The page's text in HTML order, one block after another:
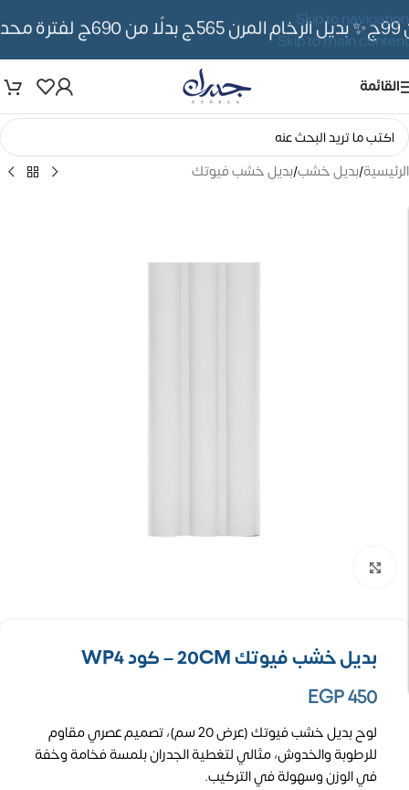
Skip to navigation
Skip to main content
✨ بديل الرخام المرن 565ج بدلًا من 690ج لفترة محدوده
القائمة
الرئيسية/بديل خشب/بديل خشب فيوتك
بديل خشب فيوتك 20CM – كود WP4
EGP450
لوح بديل خشب فيوتك (عرض 20 سم)، تصميم عصري مقاوم
للرطوبة والخدوش، مثالي لتغطية الجدران بلمسة فخامة وخفة
في الوزن وسهولة في التركيب.